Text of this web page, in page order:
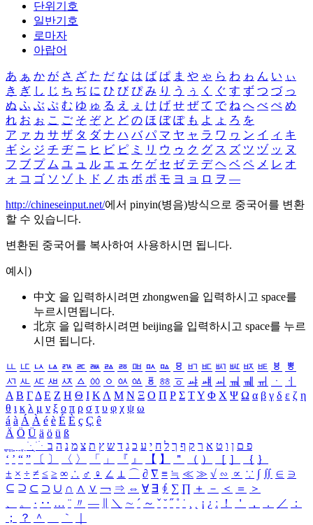
단위기호
일반기호
로마자
아랍어
あ ぁ か が さ ざ た だ な は ば ぱ ま や ゃ ら わ ゎ ん い ぃ
き ぎ し じ ち ぢ に ひ び ぴ み り う ぅ く ぐ す ず つ づ っ
ぬ ふ ぶ ぷ む ゆ ゅ る え ぇ け げ せ ぜ て で ね へ べ ぺ め
れ お ぉ こ ご そ ぞ と ど の ほ ぼ ぽ も よ ょ ろ を
ア ァ カ サ ザ タ ダ ナ ハ バ パ マ ヤ ャ ラ ワ ヮ ン イ ィ キ
ギ シ ジ チ ヂ ニ ヒ ビ ピ ミ リ ウ ゥ ク グ ス ズ ツ ヅ ッ ヌ
フ ブ プ ム ユ ュ ル エ ェ ケ ゲ セ ゼ テ デ ヘ ベ ペ メ レ オ
ォ コ ゴ ソ ゾ ト ド ノ ホ ボ ポ モ ヨ ョ ロ ヲ ―
http://chineseinput.net/에서 pinyin(병음)방식으로 중국어를 변환
할 수 있습니다.
변환된 중국어를 복사하여 사용하시면 됩니다.
예시)
中文 을 입력하시려면 zhongwen을 입력하시고 space를
누르시면됩니다.
北京 을 입력하시려면 beijing을 입력하시고 space를 누르
시면 됩니다.
ㅥ ㅦ ㅧ ㅨ ㅩ ㅪ ㅫ ㅬ ㅭ ㅮ ㅯ ㅰ ㅱ ㅲ ㅳ ㅴ ㅵ ㅶ ㅷ ㅸ
ㅹ
ㅺ ㅻ ㅼ ㅽ ㅾ ㅿ ㆀ ㆁ ㆂ ㆃ ㆄ ㆅ ㆆ ㆇ ㆈ ㆉ ㆊ ㆋ ㆌ ㆍ
ㆎ
Α Β ΓΔ Ε Ζ Η Θ Ι ΚΛ Μ Ν Ξ Ο Π Ρ Σ ΤΥ Φ Χ Ψ Ω α β γ δ ε ζ η
θ ι κ λ μ ν ξ ο π ρ σ τ υ φ χ ψ ω
á à Á À é è É È ç Ç ê
Ä Ö Ü ä ö ü ß
ִֶֹ ֻּ ׁׂ פ ם ן ו ט א ר ק ף ך ל ח י ע כ ג ד ש ץ ת צ מ נ ה ב
‘ ’ “ ” 〔 〕 〈 〉 「 」 『 』 【 】 ＂ （ ） ［ ］ ｛ ｝
± × ÷ ≠ ≤ ≥ ∞ ∴ ♂ ♀ ∠ ⊥ ⌒ ∂ ∇ ≡ ≒ ≪ ≫ √ ∽ ∝ ∵ ∫ ∬ ∈ ∋
⊆ ⊇ ⊂ ⊃ ∪ ∩ ∧ ∨ ￢ ⇒ ⇔ ∀ ∃ ∮ ∑ ∏ ＋ － ＜ ＝
＞
、
。 · ‥ … ¨ 〃 ― ＼ ∼ ´ ～ ˇ ˘ ˝ ˚ ˙ ¸ ¡ ¿ ː ！ ＇ ， ． ／
：
；
？ ＾ ｀